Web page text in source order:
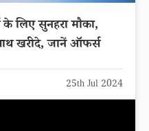
लिए सुनहरा मौका,
खरीदे, जानें ऑफर्स
25th Jul 2024